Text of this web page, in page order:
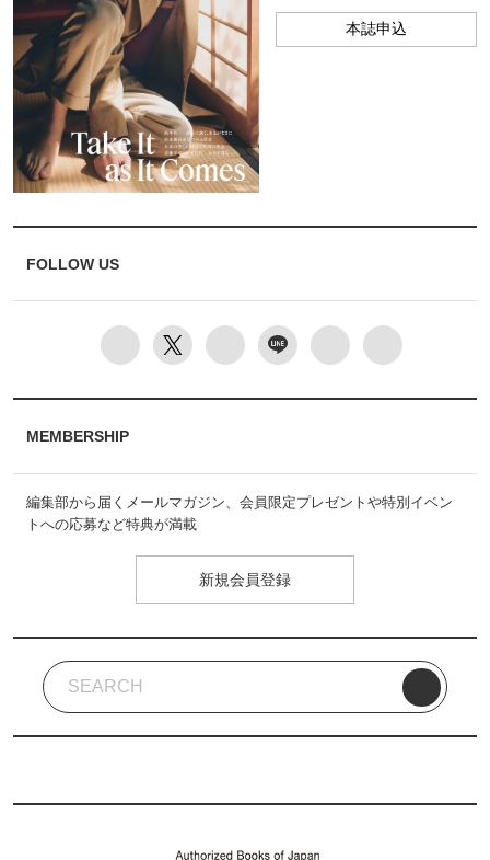
本誌申込
FOLLOW US
MEMBERSHIP
編集部から届くメールマガジン、会員限定プレゼントや特別イベン
トへの応募など特典が満載
新規会員登録